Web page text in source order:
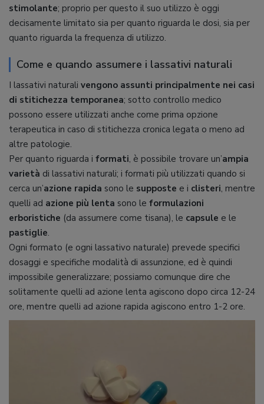
stimolante; proprio per questo il suo utilizzo è oggi
decisamente limitato sia per quanto riguarda le dosi, sia per
quanto riguarda la frequenza di utilizzo.
Come e quando assumere i lassativi naturali
I lassativi naturali vengono assunti principalmente nei casi
di stitichezza temporanea; sotto controllo medico
possono essere utilizzati anche come prima opzione
terapeutica in caso di stitichezza cronica legata o meno ad
altre patologie.
Per quanto riguarda i formati, è possibile trovare un’ampia
varietà di lassativi naturali; i formati più utilizzati quando si
cerca un’azione rapida sono le supposte e i clisteri, mentre
quelli ad azione più lenta sono le formulazioni
erboristiche (da assumere come tisana), le capsule e le
pastiglie.
Ogni formato (e ogni lassativo naturale) prevede specifici
dosaggi e specifiche modalità di assunzione, ed è quindi
impossibile generalizzare; possiamo comunque dire che
solitamente quelli ad azione lenta agiscono dopo circa 12-24
ore, mentre quelli ad azione rapida agiscono entro 1-2 ore.